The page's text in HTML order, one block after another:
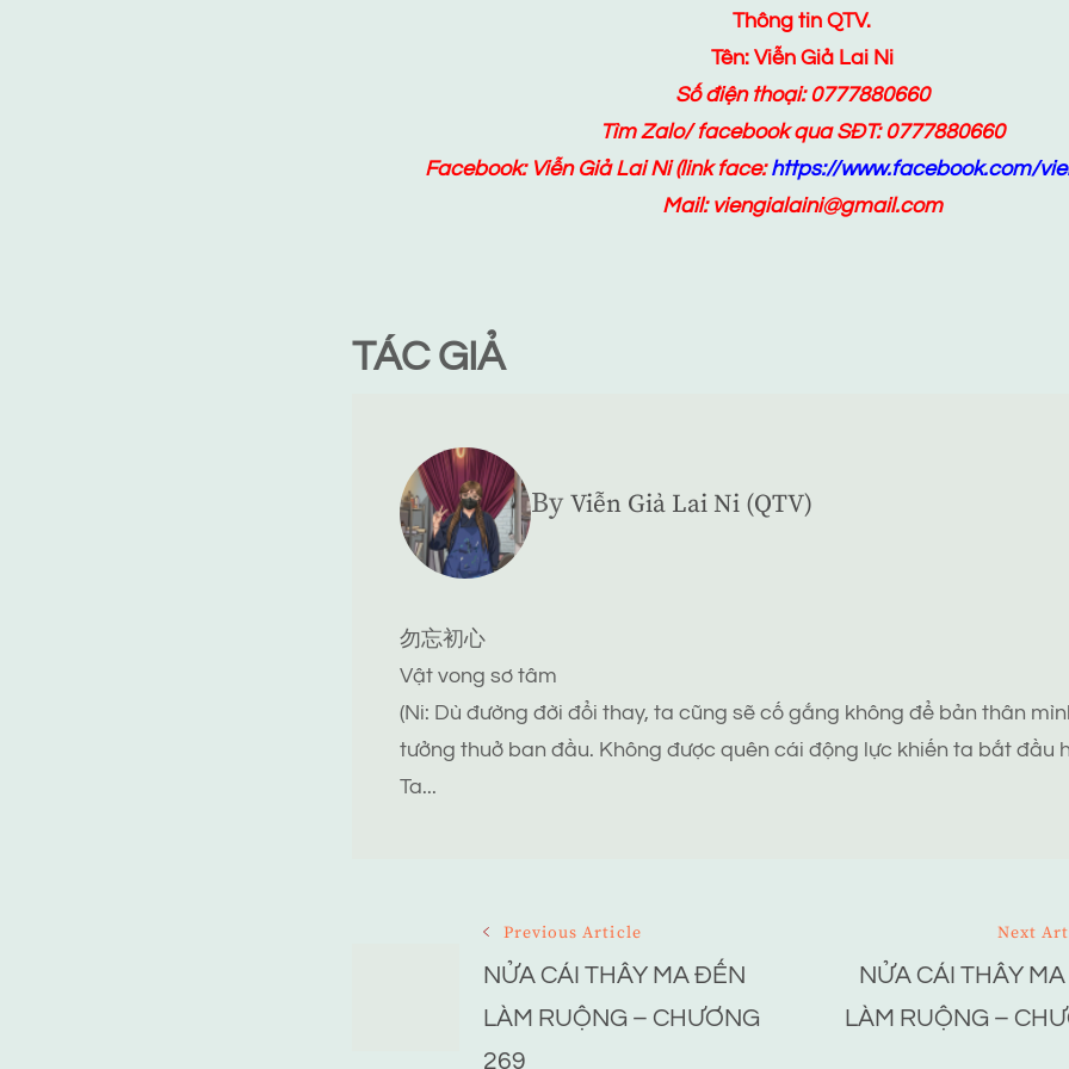
Thông tin QTV.
Tên: Viễn Giả Lai Ni
Số điện thoại: 0777880660
Tìm Zalo/ facebook qua SĐT: 0777880660
Facebook: Viễn Giả Lai Ni(link face:https://www.facebook.com/
Mail: viengialaini@gmail.com
TÁC GIẢ
By Viễn Giả Lai Ni (QTV)
勿忘初心
Vật vong sơ tâm
(Ni: Dù đường đời đổi thay, ta cũng sẽ cố gắng không để bản thân
tưởng thuở ban đầu. Không được quên cái động lực khiến ta bắt đầu
Ta...
Navigation
Previous Article
NỬA CÁI THÂY MA ĐẾN
LÀM RUỘNG – CHƯƠNG
269
Next
NỬA CÁI THÂY
LÀM RUỘNG –